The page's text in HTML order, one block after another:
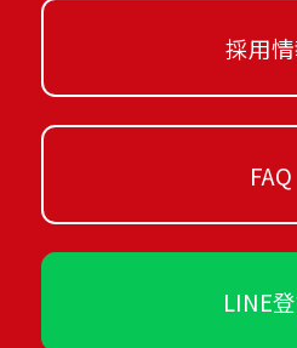
採用
FAQ
LINE